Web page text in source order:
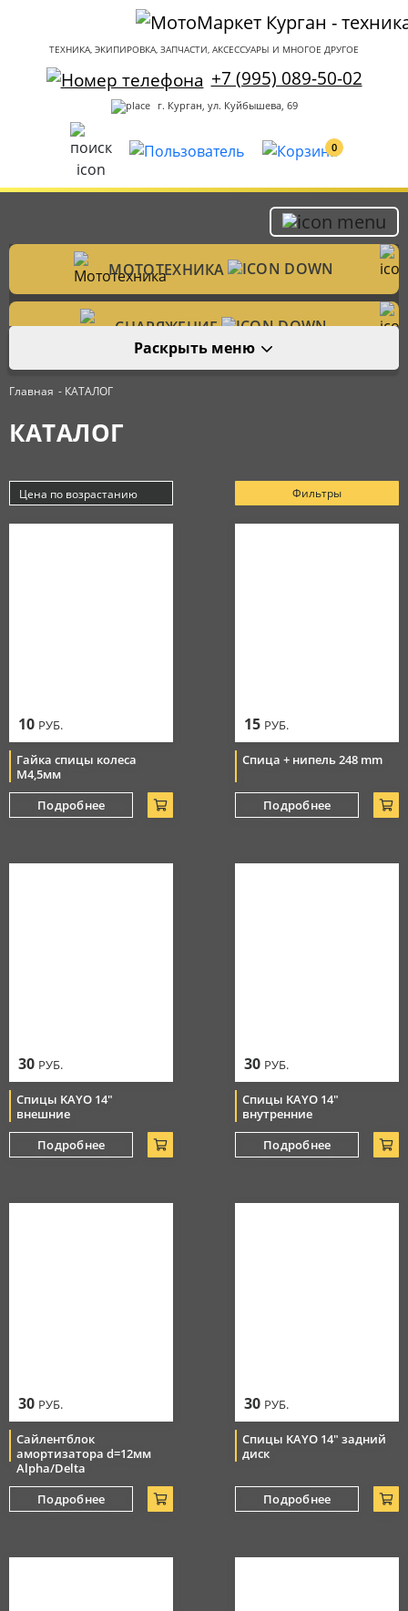
ТЕХНИКА, ЭКИПИРОВКА, ЗАПЧАСТИ, АКСЕССУАРЫ И МНОГОЕ ДРУГОЕ
+7 (995) 089-50-02
г. Курган, ул. Куйбышева, 69
0
МОТОТЕХНИКА
Мотоциклы
Велотехника
СНАРЯЖЕНИЕ
Мотошлемы
Очки
Защитная амуниция
Джерси
Аксессуары
Тормозная система
Моторные масла
Смазки
Раскрыть меню
Главная - КАТАЛОГ
Цена по возрастанию
Новинки
Популярные
КАТАЛОГ
Фильтры
10 РУБ.
Гайка спицы колеса
М4,5мм
Подробнее
15 РУБ.
Спица + нипель 248 mm
Подробнее
30 РУБ.
Спицы KAYO 14"
внешние
Подробнее
30 РУБ.
Спицы KAYO 14"
внутренние
Подробнее
30 РУБ.
Сайлентблок
амортизатора d=12мм
Alpha/Delta
Подробнее
30 РУБ.
Спицы KAYO 14" задний
диск
Подробнее